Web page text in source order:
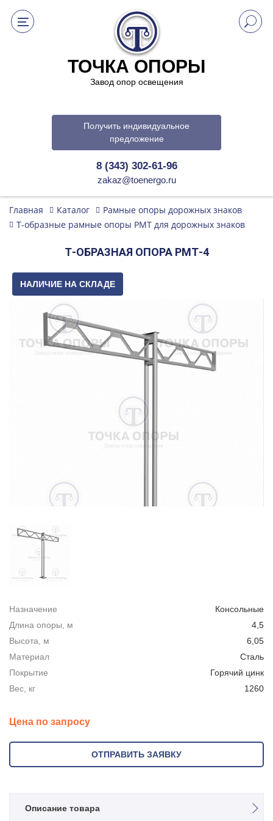
ТОЧКА ОПОРЫ
Завод опор освещения
Получить индивидуальное
предложение
8 (343) 302-61-96
zakaz@toenergo.ru
Главная Каталог
Рамные опоры дорожных знаков
Т-образные рамные опоры РМТ для дорожных знаков
Т-ОБРАЗНАЯ ОПОРА РМТ-4
НАЛИЧИЕ НА СКЛАДЕ
Назначение
Консольные
Длина опоры, м
4,5
Высота, м
6,05
Материал
Сталь
Покрытие
Горячий цинк
Вес, кг
1260
Цена по запросу
ОТПРАВИТЬ ЗАЯВКУ
Описание товара